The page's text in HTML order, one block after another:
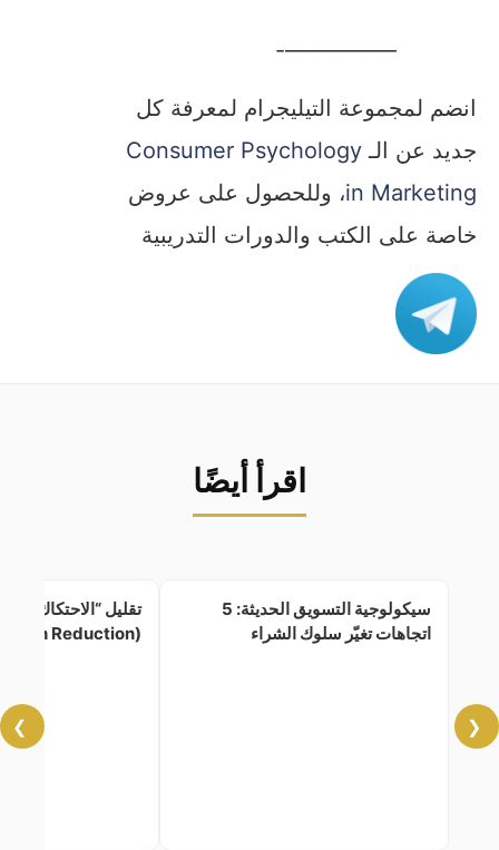
—————-
انضم لمجموعة التيليجرام لمعرفة كل
جديد عن الـ Consumer Psychology
in Marketing، وللحصول على عروض
خاصة على الكتب والدورات التدريبية
اقرأ أيضًا
❮
❯
سيكولوجية التسويق الحديثة: 5
اتجاهات تغيّر سلوك الشراء
تقليل “الاحتكاك
(Cognitive Friction Reduction)